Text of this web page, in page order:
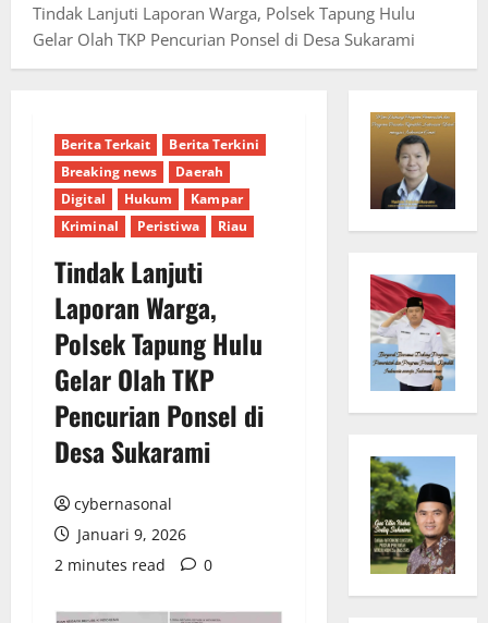
Tindak Lanjuti Laporan Warga, Polsek Tapung Hulu
Gelar Olah TKP Pencurian Ponsel di Desa Sukarami
Berita Terkait
Berita Terkini
Breaking news
Daerah
Digital
Hukum
Kampar
Kriminal
Peristiwa Riau
Tindak Lanjuti
Laporan Warga,
Polsek Tapung Hulu
Gelar Olah TKP
Pencurian Ponsel di
Desa Sukarami
cybernasonal
Januari 9, 2026
2 minutes read
0